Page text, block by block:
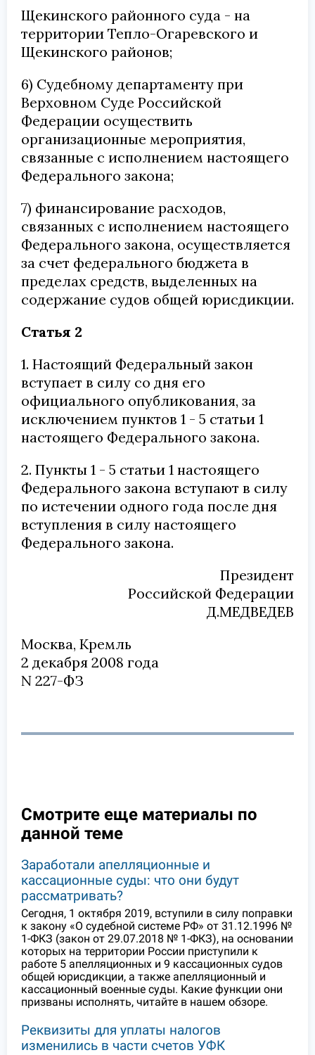
Щекинского районного суда - на
территории Тепло-Огаревского и
Щекинского районов;
6) Судебному департаменту при
Верховном Суде Российской
Федерации осуществить
организационные мероприятия,
связанные с исполнением настоящего
Федерального закона;
7) финансирование расходов,
связанных с исполнением настоящего
Федерального закона, осуществляется
за счет федерального бюджета в
пределах средств, выделенных на
содержание судов общей юрисдикции.
Статья 2
1. Настоящий Федеральный закон
вступает в силу со дня его
официального опубликования, за
исключением пунктов 1 - 5 статьи 1
настоящего Федерального закона.
2. Пункты 1 - 5 статьи 1 настоящего
Федерального закона вступают в силу
по истечении одного года после дня
вступления в силу настоящего
Федерального закона.
Президент
Российской Федерации
Д.МЕДВЕДЕВ
Москва, Кремль
2 декабря 2008 года
N 227-ФЗ
Смотрите еще материалы по
данной теме
Заработали апелляционные и
кассационные суды: что они будут
рассматривать?
Сегодня, 1 октября 2019, вступили в силу поправки
к закону «О судебной системе РФ» от 31.12.1996 №
1-ФКЗ (закон от 29.07.2018 № 1-ФКЗ), на основании
которых на территории России приступили к
работе 5 апелляционных и 9 кассационных судов
общей юрисдикции, а также апелляционный и
кассационный военные суды. Какие функции они
призваны исполнять, читайте в нашем обзоре.
Реквизиты для уплаты налогов
изменились в части счетов УФК